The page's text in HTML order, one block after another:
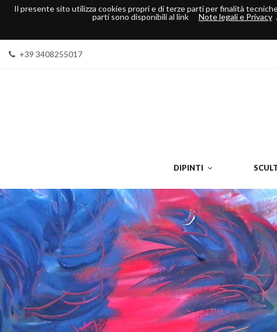
Il presente sito utilizza cookies propri e di terze parti per finalità
parti sono disponibili al link
Note legali e Privacy
+39 3408255017
DIPINTI